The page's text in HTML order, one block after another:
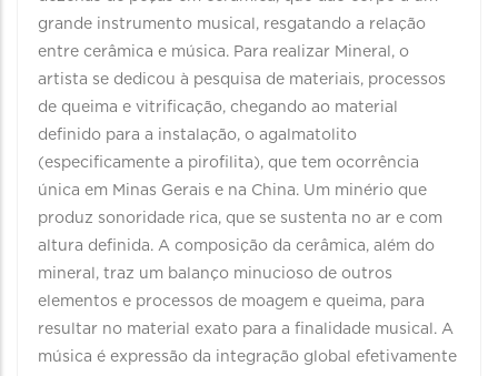
grande instrumento musical, resgatando a relação
entre cerâmica e música. Para realizar Mineral, o
artista se dedicou à pesquisa de materiais, processos
de queima e vitrificação, chegando ao material
definido para a instalação, o agalmatolito
(especificamente a pirofilita), que tem ocorrência
única em Minas Gerais e na China. Um minério que
produz sonoridade rica, que se sustenta no ar e com
altura definida. A composição da cerâmica, além do
mineral, traz um balanço minucioso de outros
elementos e processos de moagem e queima, para
resultar no material exato para a finalidade musical. A
música é expressão da integração global efetivamente